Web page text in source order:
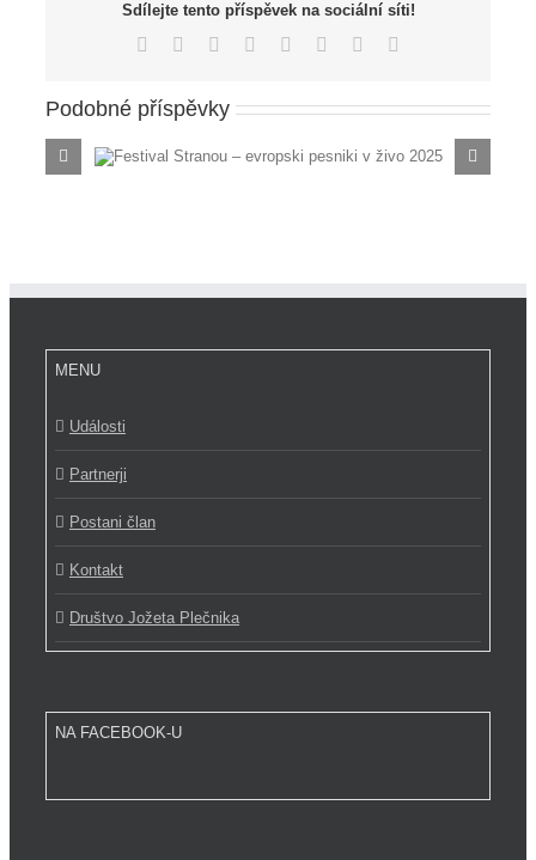
Sdílejte tento příspěvek na sociální síti!
Facebook Reddit LinkedIn
TumblrPinterest
Podobné příspěvky
v
PO
MENU
Události
Partnerji
Postani član
Kontakt
Društvo Jožeta Plečnika
NA FACEBOOK-U